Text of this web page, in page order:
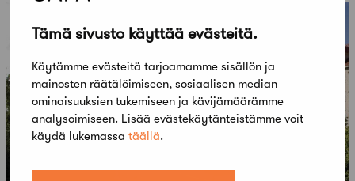
Tämä sivusto käyttää evästeitä.
Käytämme evästeitä tarjoamamme sisällön ja
mainosten räätälöimiseen, sosiaalisen median
ominaisuuksien tukemiseen ja kävijämäärämme
analysoimiseen. Lisää evästekäytänteistämme voit
käydä lukemassa täällä.